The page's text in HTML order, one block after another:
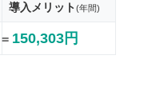
導入メリット(年間)
= 150,303円